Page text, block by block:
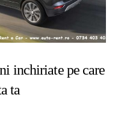
inchiriate pe care
ta